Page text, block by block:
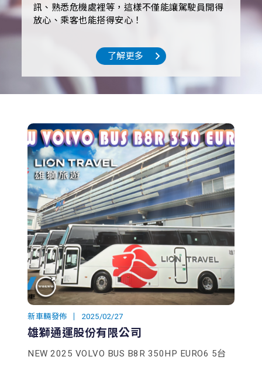
訊、熟悉危機處裡等，這樣不僅能讓駕駛員開得
放心、乘客也能搭得安心！
了解更多
新車輛發佈 2025/02/27
雄獅通運股份有限公司
NEW 2025 VOLVO BUS B8R 350HP EURO6 5台